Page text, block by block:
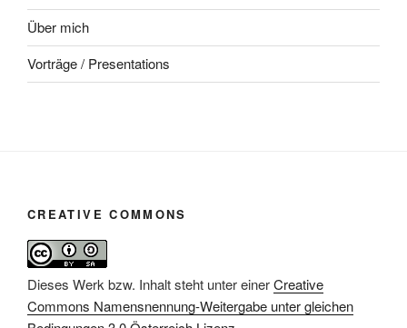
Über mich
Vorträge / Presentations
CREATIVE COMMONS
Dieses Werk bzw. Inhalt steht unter einerCreative
Commons Namensnennung-Weitergabe unter gleichen